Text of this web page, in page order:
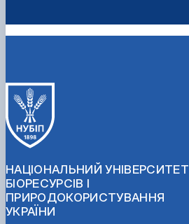
НАЦІОНАЛЬНИЙ УНІВЕРСИТЕТ
БІОРЕСУРСІВ І
ПРИРОДОКОРИСТУВАННЯ
УКРАЇНИ